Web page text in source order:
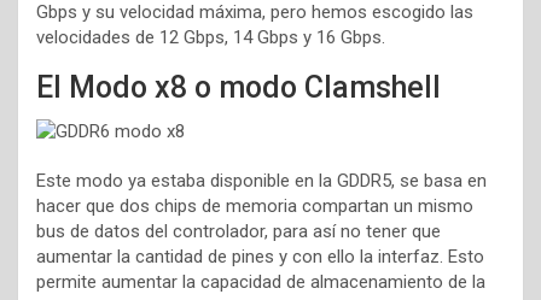
Gbps y su velocidad máxima, pero hemos escogido las
velocidades de 12 Gbps, 14 Gbps y 16 Gbps.
El Modo x8 o modo Clamshell
Este modo ya estaba disponible en la GDDR5, se basa en
hacer que dos chips de memoria compartan un mismo
bus de datos del controlador, para así no tener que
aumentar la cantidad de pines y con ello la interfaz. Esto
permite aumentar la capacidad de almacenamiento de la